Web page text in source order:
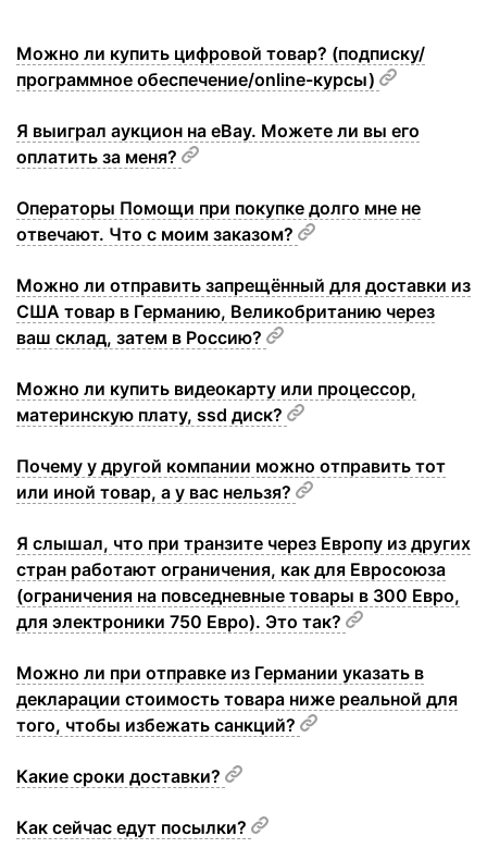
Можно ли купить цифровой товар? (подписку/
программное обеспечение/online-курсы)
Я выиграл аукцион на eBay. Можете ли вы его
оплатить за меня?
Операторы Помощи при покупке долго мне не
отвечают. Что с моим заказом?
Можно ли отправить запрещённый для доставки из
США товар в Германию, Великобританию через
ваш склад, затем в Россию?
Можно ли купить видеокарту или процессор,
материнскую плату, ssd диск?
Почему у другой компании можно отправить тот
или иной товар, а у вас нельзя?
Я слышал, что при транзите через Европу из других
стран работают ограничения, как для Евросоюза
(ограничения на повседневные товары в 300 Евро,
для электроники 750 Евро). Это так?
Можно ли при отправке из Германии указать в
декларации стоимость товара ниже реальной для
того, чтобы избежать санкций?
Какие сроки доставки?
Как сейчас едут посылки?